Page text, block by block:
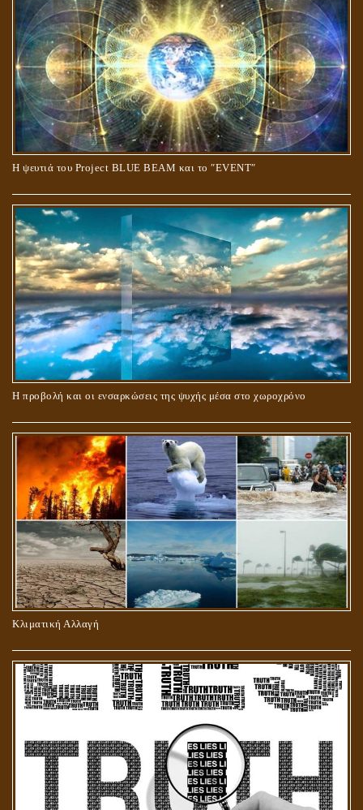
Η ψευτιά του Project BLUE BEAM και το ʺEVENTʺ
Η προβολή και οι ενσαρκώσεις της ψυχής μέσα στο χωροχρόνο
Κλιματική Αλλαγή
Ο ΡΟΛΟΣ ΤΗΣ ΛΙΛΙΘ ΣΤΗ ΓΕΝΕΣΗ
ΠΕΡΙ ΓΑΜΟΥ ΚΑΙ ΔΙΑΖΥΓΙΟΥ
ΠΕΡΙ ΠΡΟΣΕΥΧΗΣ, ΝΗΣΤΕΙΑΣ ΚΑΙ ΕΛΕΗΜΟΣΥΝΗΣ